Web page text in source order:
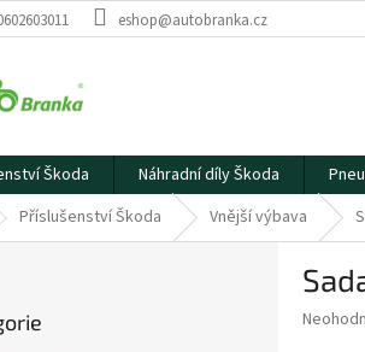
eshop@autobranka.cz
Škoda Náhradní díly Škoda
Příslušenství Škoda Vnější výbava